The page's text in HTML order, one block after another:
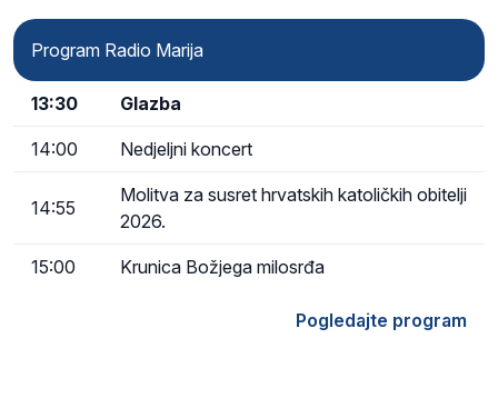
Program Radio Marija
13:30 Glazba
14:00 Nedjeljni koncert
14:55
Molitva za susret hrvatskih katoličkih obitelji
2026.
15:00 Krunica Božjega milosrđa
Pogledajte program